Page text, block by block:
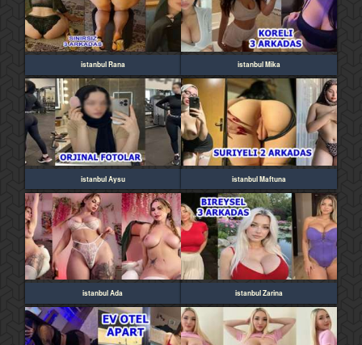
istanbul Rana istanbul Mika
istanbul Aysu istanbul Maftuna
istanbul Ada istanbul Zarina